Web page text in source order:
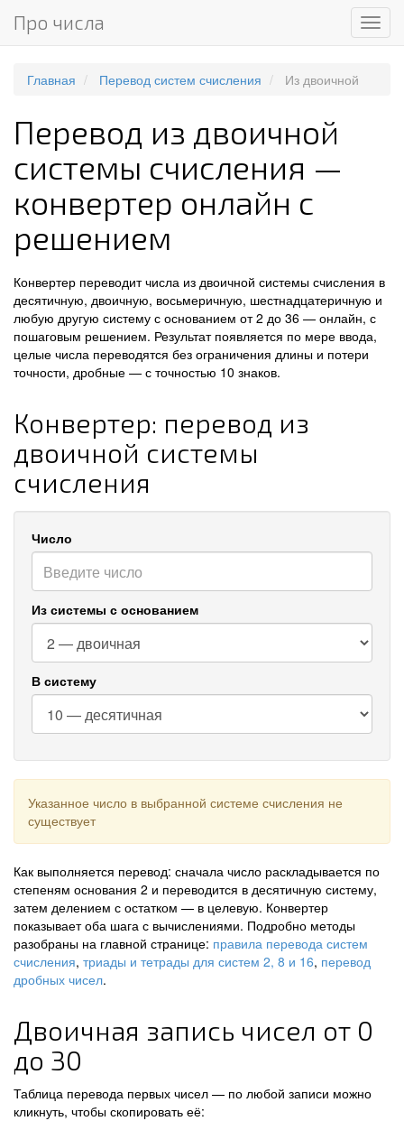
Меню
Про числа
Главная Перевод систем счисления Из двоичной
Перевод из двоичной
системы счисления —
конвертер онлайн с
решением
Конвертер переводит числа из двоичной системы счисления в
десятичную, двоичную, восьмеричную, шестнадцатеричную и
любую другую систему с основанием от 2 до 36 — онлайн, с
пошаговым решением. Результат появляется по мере ввода,
целые числа переводятся без ограничения длины и потери
точности, дробные — с точностью 10 знаков.
Конвертер: перевод из
двоичной системы
счисления
Число
Из системы с основанием
В систему
Указанное число в выбранной системе счисления не
существует
Как выполняется перевод: сначала число раскладывается по
степеням основания 2 и переводится в десятичную систему,
затем делением с остатком — в целевую. Конвертер
показывает оба шага с вычислениями. Подробно методы
разобраны на главной странице: правила перевода систем
счисления, триады и тетрады для систем 2, 8 и 16, перевод
дробных чисел.
Двоичная запись чисел от 0
до 30
Таблица перевода первых чисел — по любой записи можно
кликнуть, чтобы скопировать её: